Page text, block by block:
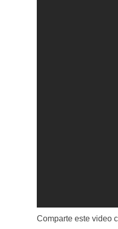
Comparte este video